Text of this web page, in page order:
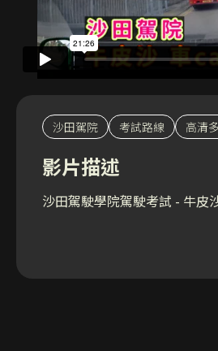
沙田駕院 考試路線 高清
影片描述
沙田駕駛學院駕駛考試 - 牛皮